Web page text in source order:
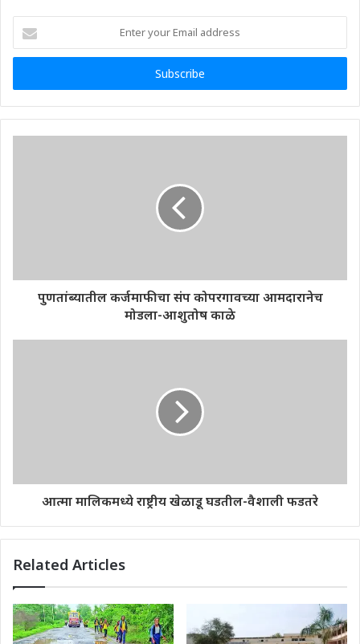
your
Email
पुणतांब्यातील कर्जमाफीचा संप कोपरगावच्या आमदारानेच
मोडला-आशुतोष काळे
आत्मा मालिकमध्ये राष्ट्रीय खेळाडू घडतील-वैशाली फडतरे
Related Articles